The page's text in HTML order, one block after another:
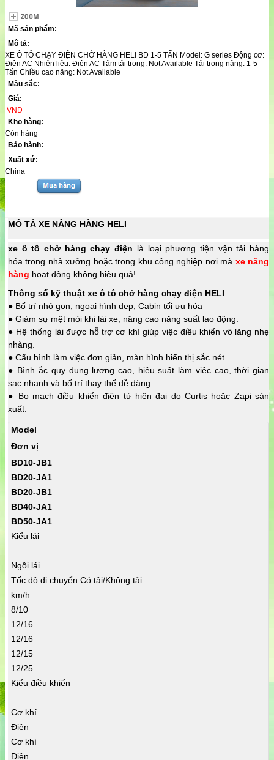
Mã sản phẩm:
Mô tả:
XE Ô TÔ CHẠY ĐIỆN CHỞ HÀNG HELI BD 1-5 TẤN Model: G series Động cơ:
Điện AC Nhiên liệu: Điện AC Tâm tải trọng: Not Available Tải trọng nâng: 1-5
Tấn Chiều cao nâng: Not Available
Màu sắc:
Giá:
VNĐ
Kho hàng:
Còn hàng
Bảo hành:
Xuất xứ:
China
MÔ TẢ XE NÂNG HÀNG HELI
xe ô tô chở hàng chạy điện là loại phương tiện vận tải hàng
hóa trong nhà xưởng hoặc trong khu công nghiệp nơi mà xenâng
hàng hoạt động không hiệu quả!
Thông số kỹ thuật xe ô tô chở hàng chạy điện HELI
● Bố trí nhỏ gọn, ngoại hình đẹp, Cabin tối ưu hóa
● Giảm sự mệt mỏi khi lái xe, nâng cao năng suất lao động.
● Hệ thống lái được hỗ trợ cơ khí giúp việc điều khiển vô lăng nhẹ
nhàng.
● Cấu hình làm việc đơn giản, màn hình hiển thị sắc nét.
● Bình ắc quy dung lượng cao, hiệu suất làm việc cao, thời gian
sạc nhanh và bố trí thay thế dễ dàng.
● Bo mạch điều khiển điện tử hiện đại do Curtis hoặc Zapi sản
xuất.
Model
Đơn vị
BD10-JB1
BD20-JA1
BD20-JB1
BD40-JA1
BD50-JA1
Kiểu lái
Ngồi lái
Tốc độ di chuyển Có tải/Không tải
km/h
8/10
12/16
12/16
12/15
12/25
Kiểu điều khiển
Cơ khí
Điện
Cơ khí
Điện